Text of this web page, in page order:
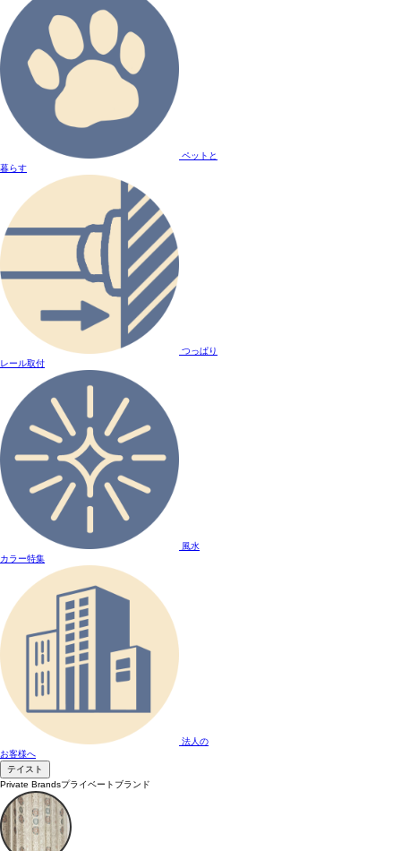
ペットと
暮らす
つっぱり
レール取付
風水
カラー特集
法人の
お客様へ
テイスト
Private Brandsプライベートブランド